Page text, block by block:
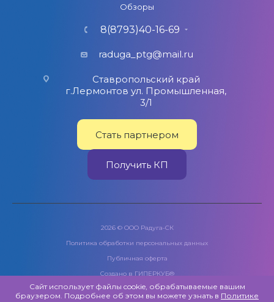
Обзоры
8(8793)40-16-69
raduga_ptg@mail.ru
Ставропольский край
г.Лермонтов ул. Промышленная,
3/1
Стать партнером
Получить КП
2026 © ООО Радуга-СК
Политика обработки персональных данных
Публичная оферта
Создано в ГИПЕРКУБ®
Сайт использует файлы cookie, обрабатываемые вашим
браузером. Подробнее об этом вы можете узнать в Политике